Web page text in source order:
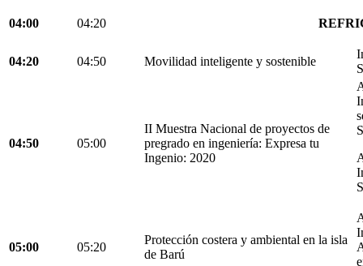
04:00 04:20
04:20 04:50 Movilidad inteligente y sostenible
04:50 05:00
II Muestra Nacional de proyectos de
pregrado en ingeniería: Expresa tu
Ingenio: 2020
05:00 05:20
Protección costera y ambiental en la isla
de Barú